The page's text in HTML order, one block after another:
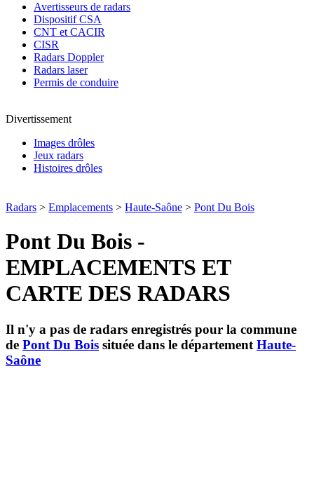
Avertisseurs de radars
Dispositif CSA
CNT et CACIR
CISR
Radars Doppler
Radars laser
Permis de conduire
Divertissement
Images drôles
Jeux radars
Histoires drôles
Radars > Emplacements > Haute-Saône > Pont Du Bois
Pont Du Bois -
EMPLACEMENTS ET
CARTE DES RADARS
Il n'y a pas de radars enregistrés pour la commune
de Pont Du Bois située dans le département Haute-
Saône